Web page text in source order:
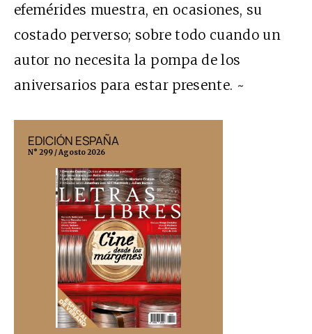
efemérides muestra, en ocasiones, su
costado perverso; sobre todo cuando un
autor no necesita la pompa de los
aniversarios para estar presente. ~
EDICIÓN ESPAÑA
N° 299 / Agosto 2026